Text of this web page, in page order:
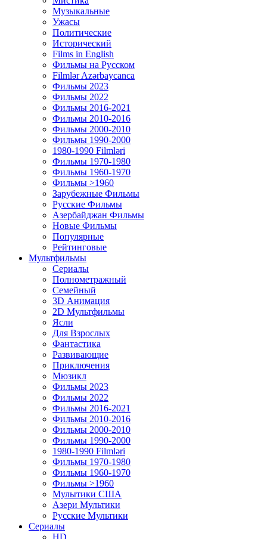
Музыкальные
Ужасы
Политические
Исторический
Films in English
Фильмы на Русском
Filmlər Azərbaycanca
Фильмы 2023
Фильмы 2022
Фильмы 2016-2021
Фильмы 2010-2016
Фильмы 2000-2010
Фильмы 1990-2000
1980-1990 Filmləri
Фильмы 1970-1980
Фильмы 1960-1970
Фильмы >1960
Зарубежные Фильмы
Русские Фильмы
Азербайджан Фильмы
Новые Фильмы
Популярные
Рейтинговые
Мультфильмы
Сериалы
Полнометражный
Семейный
3D Анимация
2D Мультфильмы
Ясли
Для Взрослых
Фантастика
Развивающие
Приключения
Мюзикл
Фильмы 2023
Фильмы 2022
Фильмы 2016-2021
Фильмы 2010-2016
Фильмы 2000-2010
Фильмы 1990-2000
1980-1990 Filmləri
Фильмы 1970-1980
Фильмы 1960-1970
Фильмы >1960
Мулытики США
Азери Мультики
Русские Мультики
Сериалы
HD